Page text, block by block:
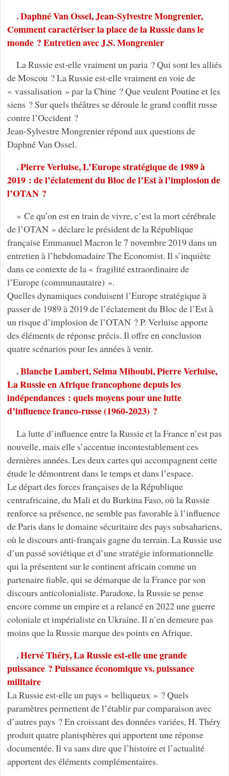
.Daphné Van Ossel, Jean-Sylvestre Mongrenier,
Comment caractériser la place de la Russie dans le
monde ? Entretien avec J.S. Mongrenier
La Russie est-elle vraiment un paria ? Qui sont les alliés
de Moscou ? La Russie est-elle vraiment en voie de
« vassalisation » par la Chine ? Que veulent Poutine et les
siens ? Sur quels théâtres se déroule le grand conflit russe
contre l’Occident ?
Jean-Sylvestre Mongrenier répond aux questions de
Daphné Van Ossel.
.Pierre Verluise, L’Europe stratégique de 1989 à
2019 : de l’éclatement du Bloc de l’Est à l’implosion de
l’OTAN ?
« Ce qu’on est en train de vivre, c’est la mort cérébrale
de l’OTAN » déclare le président de la République
française Emmanuel Macron le 7 novembre 2019 dans un
entretien à l’hebdomadaire The Economist. Il s’inquiète
dans ce contexte de la « fragilité extraordinaire de
l’Europe (communautaire) ».
Quelles dynamiques conduisent l’Europe stratégique à
passer de 1989 à 2019 de l’éclatement du Bloc de l’Est à
un risque d’implosion de l’OTAN ? P. Verluise apporte
des éléments de réponse précis. Il offre en conclusion
quatre scénarios pour les années à venir.
.Blanche Lambert, Selma Mihoubi, Pierre Verluise,
La Russie en Afrique francophone depuis les
indépendances : quels moyens pour une lutte
d’influence franco-russe (1960-2023) ?
La lutte d’influence entre la Russie et la France n’est pas
nouvelle, mais elle s’accentue incontestablement ces
dernières années. Les deux cartes qui accompagnent cette
étude le démontrent dans le temps et dans l’espace.
Le départ des forces françaises de la République
centrafricaine, du Mali et du Burkina Faso, où la Russie
renforce sa présence, ne semble pas favorable à l’influence
de Paris dans le domaine sécuritaire des pays subsahariens,
où le discours anti-français gagne du terrain. La Russie use
d’un passé soviétique et d’une stratégie informationnelle
qui la présentent sur le continent africain comme un
partenaire fiable, qui se démarque de la France par son
discours anticolonialiste. Paradoxe, la Russie se pense
encore comme un empire et a relancé en 2022 une guerre
coloniale et impérialiste en Ukraine. Il n’en demeure pas
moins que la Russie marque des points en Afrique.
.Hervé Théry, La Russie est-elle une grande
puissance ? Puissance économique vs. puissance
militaire
La Russie est-elle un pays « belliqueux » ? Quels
paramètres permettent de l’établir par comparaison avec
d’autres pays ? En croissant des données variées, H. Théry
produit quatre planisphères qui apportent une réponse
documentée. Il va sans dire que l’histoire et l’actualité
apportent des éléments complémentaires.